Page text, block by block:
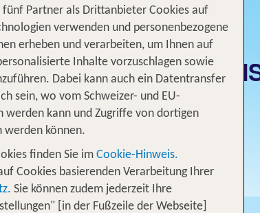
BESTE
THAILAND
fünf Partner als Drittanbieter Cookies auf
verwenden und personenbezogene
erheben und verarbeiten, um Ihnen auf
Inhalte vorzuschlagen sowie
Dabei kann auch ein Datentransfer
sein, wo vom Schweizer- und EU-
werden kann und Zugriffe von dortigen
werden können.
finden Sie im Cookie-Hinweis.
Cookies basierenden Verarbeitung Ihrer
Sie können zudem jederzeit Ihre
[in der Fußzeile der Webseite]